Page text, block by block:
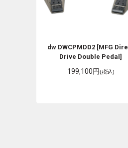
dw DWCPMDD2 [MFG
Drive Double Pedal]
199,100円(税込)